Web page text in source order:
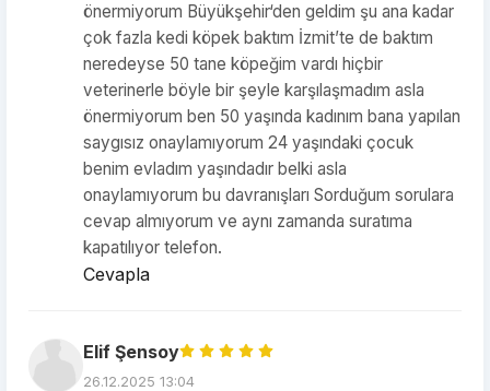
önermiyorum Büyükşehir‘den geldim şu ana kadar
çok fazla kedi köpek baktım İzmit’te de baktım
neredeyse 50 tane köpeğim vardı hiçbir
veterinerle böyle bir şeyle karşılaşmadım asla
önermiyorum ben 50 yaşında kadınım bana yapılan
saygısız onaylamıyorum 24 yaşındaki çocuk
benim evladım yaşındadır belki asla
onaylamıyorum bu davranışları Sorduğum sorulara
cevap almıyorum ve aynı zamanda suratıma
kapatılıyor telefon.
Cevapla
Elif Şensoy
26.12.2025 13:04